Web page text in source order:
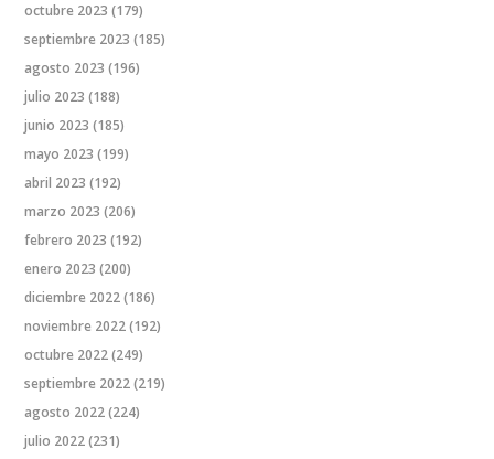
octubre 2023 (179)
septiembre 2023 (185)
agosto 2023 (196)
julio 2023 (188)
junio 2023 (185)
mayo 2023 (199)
abril 2023 (192)
marzo 2023 (206)
febrero 2023 (192)
enero 2023 (200)
diciembre 2022(186)
noviembre 2022(192)
octubre 2022(249)
septiembre 2022(219)
agosto 2022(224)
julio 2022(231)